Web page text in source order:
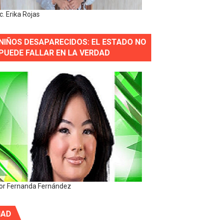
Erika Rojas
DESAPARECIDOS: EL ESTADO NO
FALLAR EN LA VERDAD
Fernanda Fernández